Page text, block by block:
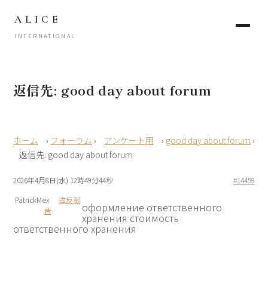
ALICE
INTERNATIONAL
返信先: good day about forum
› フォーラム › アンケート用 › good day about forum ›
返信先: good day about forum
2026年4月8日(水) 12時49分44秒
#14459
PatrickMex
違反報
告
оформление ответственного
хранения стоимость
ответственного хранения